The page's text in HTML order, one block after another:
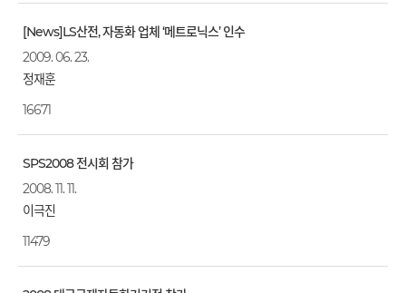
[News]LS산전, 자동화 업체 ‘메트로닉스’ 인수
2009. 06. 23.
정재훈
16671
SPS2008 전시회 참가
2008. 11. 11.
이극진
11479